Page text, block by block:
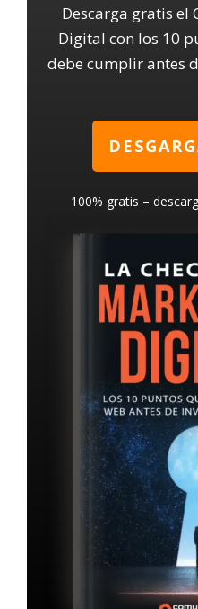
Descarga gratis el
Digital con los 10
debe cumplir antes
100% gratis –